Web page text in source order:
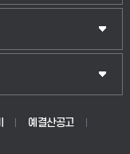
예결산공고